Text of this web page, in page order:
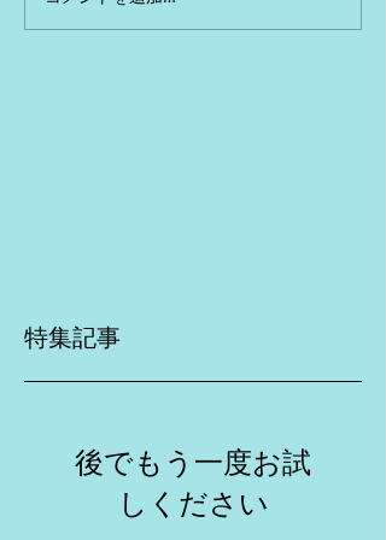
特集記事
後でもう一度お試
しください